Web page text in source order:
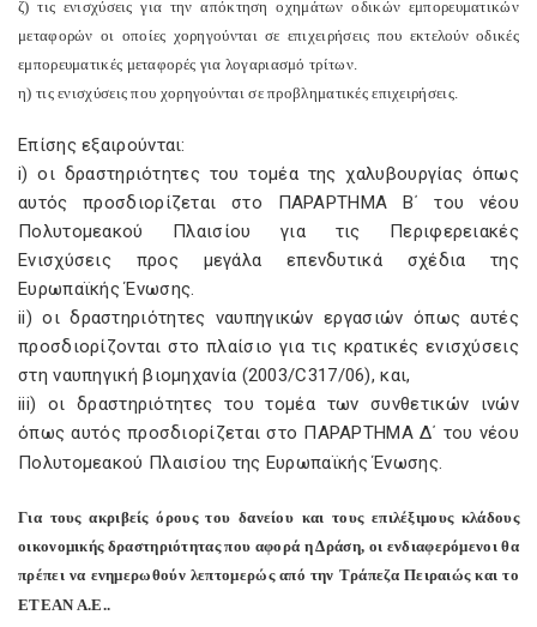
ζ) τις ενισχύσεις για την απόκτηση οχημάτων οδικών εμπορευματικών
μεταφορών οι οποίες χορηγούνται σε επιχειρήσεις που εκτελούν οδικές
εμπορευματικές μεταφορές για λογαριασμό τρίτων.
η) τις ενισχύσεις που χορηγούνται σε προβληματικές επιχειρήσεις.
Επίσης εξαιρούνται:
i) οι δραστηριότητες του τομέα της χαλυβουργίας όπως
αυτός προσδιορίζεται στο ΠΑΡΑΡΤΗΜΑ Β΄ του νέου
Πολυτομεακού Πλαισίου για τις Περιφερειακές
Ενισχύσεις προς μεγάλα επενδυτικά σχέδια της
Ευρωπαϊκής Ένωσης.
ii) οι δραστηριότητες ναυπηγικών εργασιών όπως αυτές
προσδιορίζονται στο πλαίσιο για τις κρατικές ενισχύσεις
στη ναυπηγική βιομηχανία (2003/C317/06), και,
iii) οι δραστηριότητες του τομέα των συνθετικών ινών
όπως αυτός προσδιορίζεται στο ΠΑΡΑΡΤΗΜΑ Δ΄ του νέου
Πολυτομεακού Πλαισίου της Ευρωπαϊκής Ένωσης.
Για τους ακριβείς όρους του δανείου και τους επιλέξιμους κλάδους
οικονομικής δραστηριότητας που αφορά η Δράση, οι ενδιαφερόμενοι θα
πρέπει να ενημερωθούν λεπτομερώς από την Τράπεζα Πειραιώς και το
ΕΤΕΑΝ Α.Ε..